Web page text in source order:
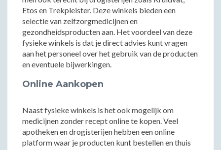
Etos en Trekpleister. Deze winkels bieden een
selectie van zelfzorgmedicijnen en
gezondheidsproducten aan. Het voordeel van deze
fysieke winkels is dat je direct advies kunt vragen
aan het personeel over het gebruik van de producten
en eventuele bijwerkingen.
Online Aankopen
Naast fysieke winkels is het ook mogelijk om
medicijnen zonder recept online te kopen. Veel
apotheken en drogisterijen hebben een online
platform waar je producten kunt bestellen en thuis